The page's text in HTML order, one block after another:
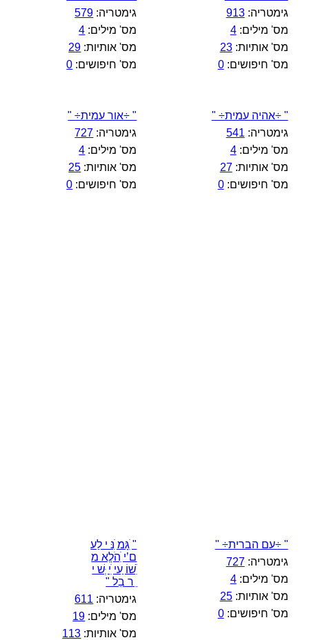
גימטריה:913
מס' מילים:4
מס' אותיות:23
מס' חיפושים:0
גימטריה: 579
מס' מילים: 4
מס' אותיות: 29
מס' חיפושים: 0
" ÷אהיה עמית÷ "
גימטריה: 541
מס' מילים:4
מס' אותיות:27
מס' חיפושים:0
" ÷אור עמית÷ "
גימטריה: 727
מס' מילים: 4
מס' אותיות: 25
מס' חיפושים: 0
" ÷עם הברית÷ "
גימטריה:727
מס' מילים:4
מס' אותיות:25
מס' חיפושים:0
" ִׁגָּמ ִׁנּ י לַע
ם’י ִׁהֹלֱא מ
ִׁשׁוֹ ַעי ִׁי ְּשׁ י
ֵ ר בֵל "
גימטריה: 611
מס' מילים: 19
מס' אותיות: 113